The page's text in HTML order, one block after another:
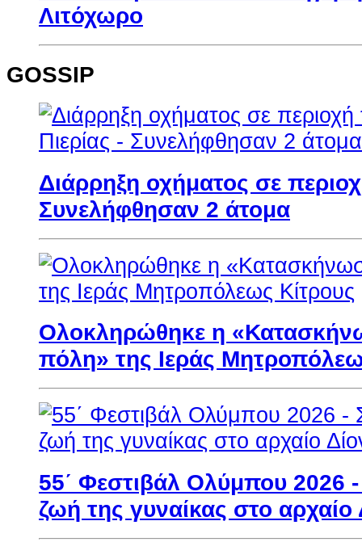
Λιτόχωρο
GOSSIP
Διάρρηξη οχήματος σε
Συνελήφθησαν 2 άτομα
Ολοκληρώθηκε η
πόλη» της Ιεράς
55΄ Φεστιβάλ Ολύμπου 2026
ζωή της γυναίκας στο αρχαίο